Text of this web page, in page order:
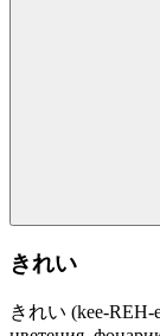
きれい
きれい (kee-REH-